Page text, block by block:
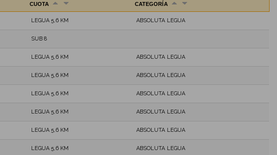
CUOTA CATEGORÍA
LEGUA 5,6 KM ABSOLUTA LEGUA
SUB 8
LEGUA 5,6 KM ABSOLUTA LEGUA
LEGUA 5,6 KM ABSOLUTA LEGUA
LEGUA 5,6 KM ABSOLUTA LEGUA
LEGUA 5,6 KM ABSOLUTA LEGUA
LEGUA 5,6 KM ABSOLUTA LEGUA
LEGUA 5,6 KM ABSOLUTA LEGUA